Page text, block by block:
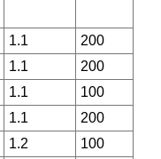
1.1
200
1.1
200
1.1
100
1.1
200
1.2 100